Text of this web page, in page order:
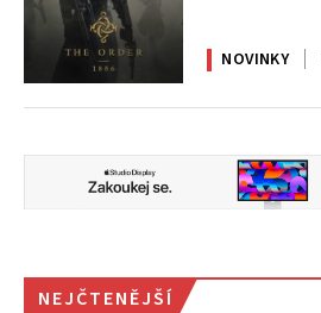
NOVINKY
NEJČTENĚJŠÍ